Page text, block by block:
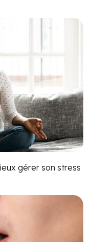
gérer son stress